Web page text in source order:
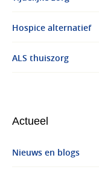
Hospice alternatief
ALS thuiszorg
Actueel
Nieuws en blogs